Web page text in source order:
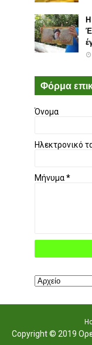
Η
Φόρμα
Όνομα
Ηλεκτρονικό
Μήνυμα*
Copyright © 2019